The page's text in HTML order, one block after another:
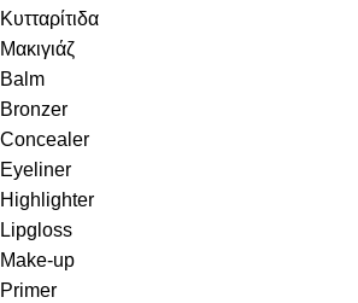
Κυτταρίτιδα
Μακιγιάζ
Balm
Bronzer
Concealer
Eyeliner
Highlighter
Lipgloss
Make-up
Primer